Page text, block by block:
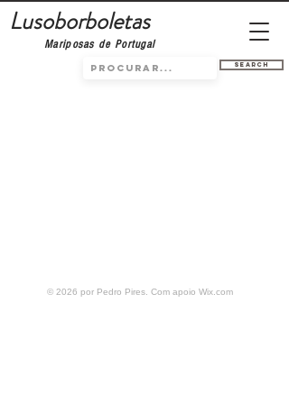
Lusoborboletas
Mariposas de Portugal
Search
© 2026 por Pedro Pires. Com apoio Wix.com